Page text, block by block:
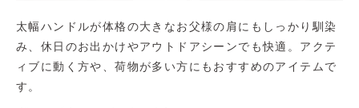
太幅ハンドルが体格の大きなお父様の肩にもしっかり馴染
み、休日のお出かけやアウトドアシーンでも快適。アクテ
ィブに動く方や、荷物が多い方にもおすすめのアイテムで
す。